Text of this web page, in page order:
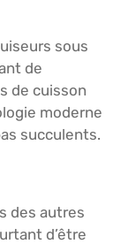
sous
de
de cuisson
moderne
succulents.
des autres
d’être